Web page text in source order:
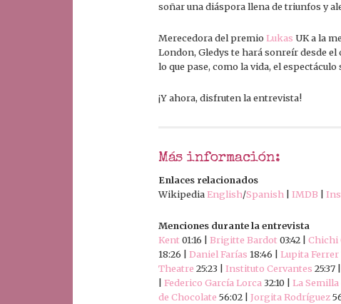
soñar una diáspora llena de triunfos y
Merecedora del premioLukas UK a la
London, Gledys te hará sonreír desde el
lo que pase, como la vida, el
¡Y ahora, disfruten la entrevista!
Más información:
Enlaces relacionados
WikipediaEnglish/Spanish IMDB
Menciones durante la entrevista
Kent01:16 | Brigitte Bardot03:42 | Chichi
18:26 | Daniel Farías 18:46 | Lupita Ferrer
Theatre 25:23 | Instituto Cervantes 25:37 |
Federico García Lorca32:10 | La
de Chocolate 56:02 | Jorgita Rodríguez